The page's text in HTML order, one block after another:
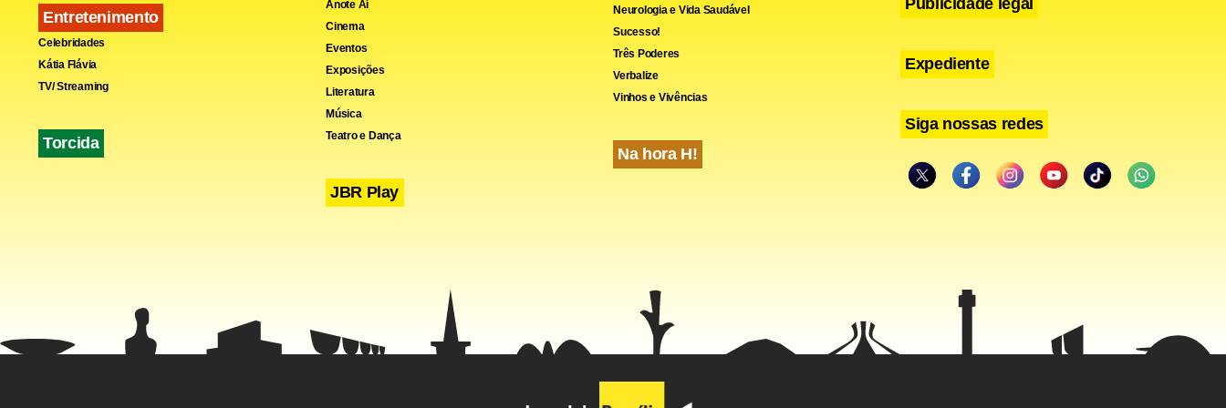
Entretenimento
Celebridades
Kátia Flávia
TV/ Streaming
Torcida
Anote Aí
Cinema
Eventos
Exposições
Literatura
Música
Teatro e Dança
JBR Play
Neurologia e Vida Saudável
Sucesso!
Três Poderes
Verbalize
Vinhos e Vivências
Na hora H!
Expediente
Siga nossas redes